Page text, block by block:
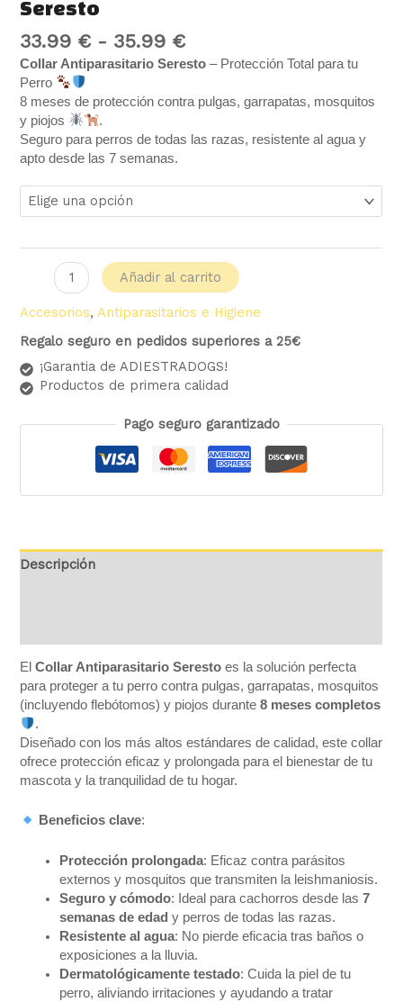
Seresto
33.99 € - 35.99 €
Collar Antiparasitario Seresto – Protección Total para tu
Perro
8 meses de protección contra pulgas, garrapatas, mosquitos
y piojos
.
Seguro para perros de todas las razas, resistente al agua y
apto desde las 7 semanas.
Añadir al carrito
Accesorios,Antiparasitarios e Higiene
Regalo seguro en pedidos superiores a 25€
¡Garantia de ADIESTRADOGS!
Productos de primera calidad
Pago seguro garantizado
Descripción
ElCollar Antiparasitario Seresto es la solución perfecta
para proteger a tu perro contra pulgas, garrapatas, mosquitos
(incluyendo flebótomos) y piojos durante8 meses completos
.
Diseñado con los más altos estándares de calidad, este collar
ofrece protección eficaz y prolongada para el bienestar de tu
mascota y la tranquilidad de tu hogar.
Beneficios clave:
Protección prolongada: Eficaz contra parásitos
externos y mosquitos que transmiten la leishmaniosis.
Seguro y cómodo: Ideal para cachorros desde las7
semanas de edad y perros de todas las razas.
Resistente al agua: No pierde eficacia tras baños o
exposiciones a la lluvia.
Dermatológicamente testado: Cuida la piel de tu
perro, aliviando irritaciones y ayudando a tratar